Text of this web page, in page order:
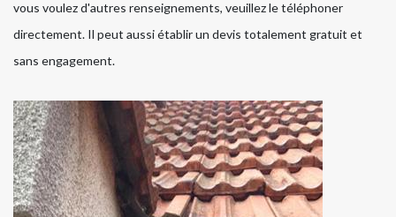
vous voulez d'autres renseignements, veuillez le téléphoner
directement. Il peut aussi établir un devis totalement gratuit et
sans engagement.